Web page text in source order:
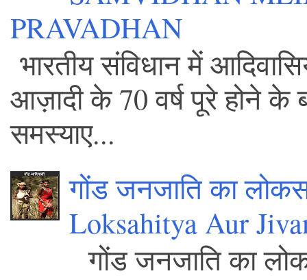
PRAVADHAN
भारतीय संविधान में
आज़ादी के 70 वर्ष पूरे होने
समस्याए...
गोंड जनजाति का
Loksahitya Aur
गोंड जनजाति